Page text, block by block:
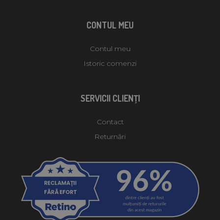
CONTUL MEU
Contul meu
Istoric comenzi
SERVICII CLIENŢI
Contact
Returnări